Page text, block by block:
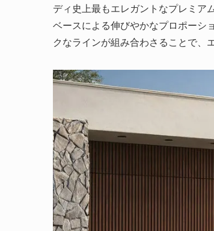
ディ史上最もエレガントなプレミア
ベースによる伸びやかなプロポーシ
クなラインが組み合わさることで、